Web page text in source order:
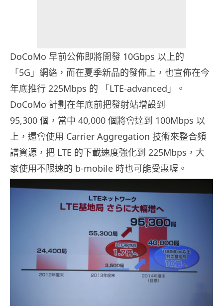
DoCoMo 早前公佈即將開發 10Gbps 以上的
「5G」網絡，而在夏季新品的發佈上，也宣佈在今
年底推行 225Mbps 的 「LTE-advanced」。
DoCoMo 計劃在年底前把發射站增設到
95,300 個，當中 40,000 個將會達到 100Mbps 以
上，還會使用 Carrier Aggregation 技術來整合頻
譜資源，把 LTE 的下載速度強化到 225Mbps，大
家使用不限速的 b-mobile 時也可能受惠喔。